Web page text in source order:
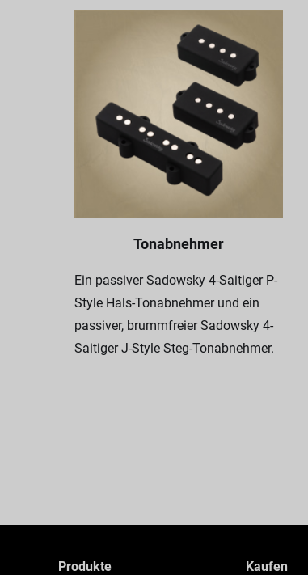
Tonabnehmer
Ein passiver Sadowsky 4-Saitiger P-
Style Hals-Tonabnehmer und ein
passiver, brummfreier Sadowsky 4-
Saitiger J-Style Steg-Tonabnehmer.
Produkte Kaufen